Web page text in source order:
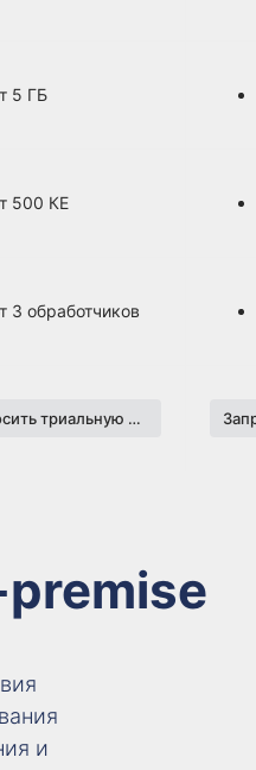
5 ГБ
500 КЕ
3 обработчиков
Запросить триальную версию
и